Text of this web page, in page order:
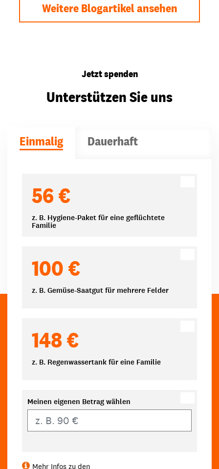
Weitere Blogartikel ansehen
Jetzt spenden
Unterstützen Sie uns
Einmalig Dauerhaft
56 €
z. B. Hygiene-Paket für eine geflüchtete
Familie
100 €
z. B. Gemüse-Saatgut für mehrere Felder
148 €
z. B. Regenwassertank für eine Familie
Meinen eigenen Betrag wählen
Mehr Infos zu den